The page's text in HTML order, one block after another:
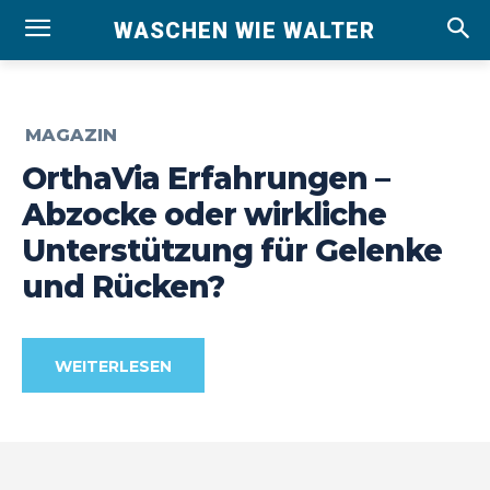
WASCHEN WIE WALTER
MAGAZIN
OrthaVia Erfahrungen –
Abzocke oder wirkliche
Unterstützung für Gelenke
und Rücken?
WEITERLESEN